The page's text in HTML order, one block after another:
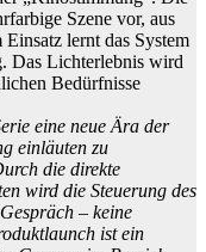
Szene vor, aus
lernt das System
Das Lichterlebnis wird
Bedürfnisse
eine neue Ära der
einläuten zu
die direkte
wird die Steuerung des
– keine
ist ein